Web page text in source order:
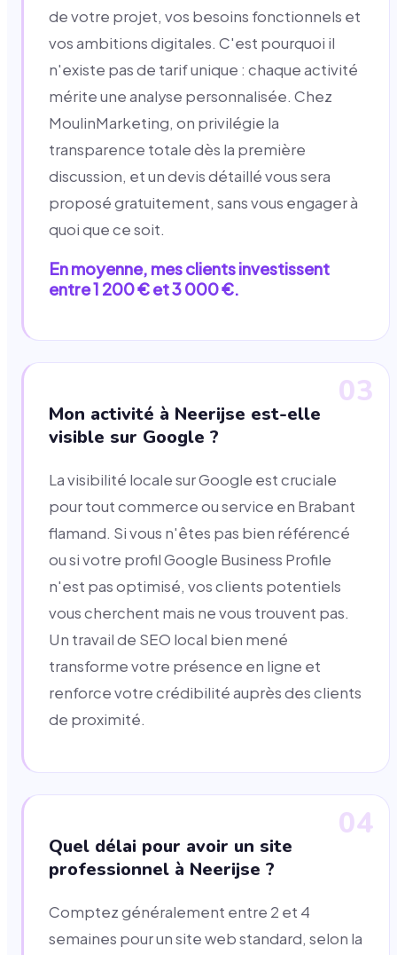
de votre projet, vos besoins fonctionnels et
vos ambitions digitales. C'est pourquoi il
n'existe pas de tarif unique : chaque activité
mérite une analyse personnalisée. Chez
MoulinMarketing, on privilégie la
transparence totale dès la première
discussion, et un devis détaillé vous sera
proposé gratuitement, sans vous engager à
quoi que ce soit.
En moyenne, mes clients investissent
entre 1 200 € et 3 000 €.
03
Mon activité à Neerijse est-elle
visible sur Google ?
La visibilité locale sur Google est cruciale
pour tout commerce ou service en Brabant
flamand. Si vous n'êtes pas bien référencé
ou si votre profil Google Business Profile
n'est pas optimisé, vos clients potentiels
vous cherchent mais ne vous trouvent pas.
Un travail de SEO local bien mené
transforme votre présence en ligne et
renforce votre crédibilité auprès des clients
de proximité.
04
Quel délai pour avoir un site
professionnel à Neerijse ?
Comptez généralement entre 2 et 4
semaines pour un site web standard, selon la